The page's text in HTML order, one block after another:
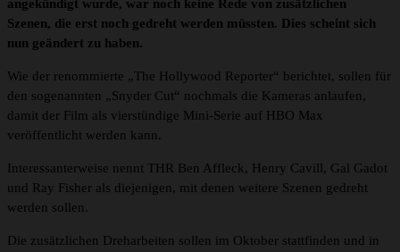
angekündigt wurde, war noch keine Rede von zusätzlichen
Szenen, die erst noch gedreht werden müssten. Dies scheint sich
nun geändert zu haben.
Wie der renommierte „The Hollywood Reporter“ berichtet, sollen für
den sogenannten „Snyder Cut“ nochmals die Kameras anlaufen,
damit der Film als vierstündige Mini-Serie auf HBO Max
veröffentlicht werden kann.
Interessanterweise nennt THR Ben Affleck, Henry Cavill, Gal Gadot
und Ray Fisher als diejenigen, mit denen weitere Szenen gedreht
werden sollen.
Die zusätzlichen Dreharbeiten sollen im Oktober stattfinden und in